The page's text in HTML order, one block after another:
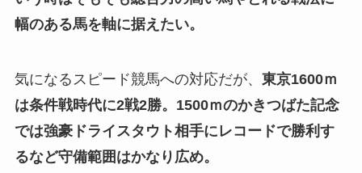
幅のある馬を軸に据えたい。
気になるスピード競馬への対応だが、 東京1600ｍ
は条件戦時代に2戦2勝。1500ｍのかきつばた記念
では強豪ドライスタウト相手にレコードで勝利す
るなど守備範囲はかなり広め。